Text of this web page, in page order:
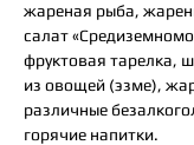
жареная рыба,
салат
фруктовая тарелка,
из овощей (эзме),
различные
горячие напитки.